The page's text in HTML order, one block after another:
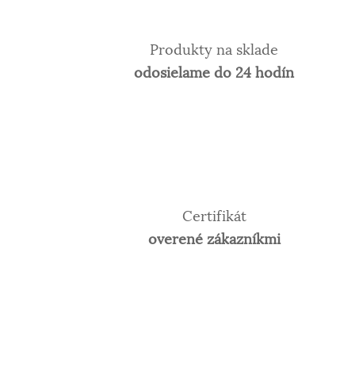
Produkty na sklade
odosielame do 24 hodín
Certifikát
overené zákazníkmi